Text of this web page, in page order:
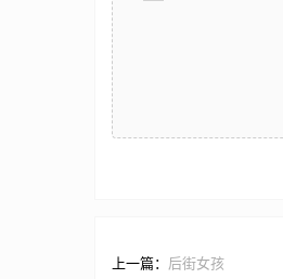
上一篇： 后街女孩